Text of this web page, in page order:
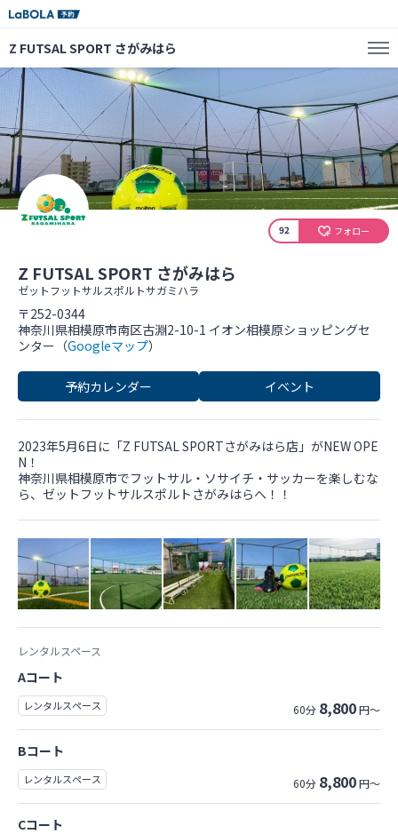
Z FUTSAL SPORT さがみはら
92 フォロー
Z FUTSAL SPORT さがみはら
ゼットフットサルスポルトサガミハラ
〒252-0344
神奈川県相模原市南区古淵2-10-1 イオン相模原ショッピングセ
ンター（Googleマップ）
予約カレンダー イベント
2023年5月6日に「Z FUTSAL SPORTさがみはら店」がNEW OPE
N！
神奈川県相模原市でフットサル・ソサイチ・サッカーを楽しむな
ら、ゼットフットサルスポルトさがみはらへ！！
レンタルスペース
Aコート
レンタルスペース 60分 8,800円～
Bコート
レンタルスペース 60分 8,800円～
Cコート